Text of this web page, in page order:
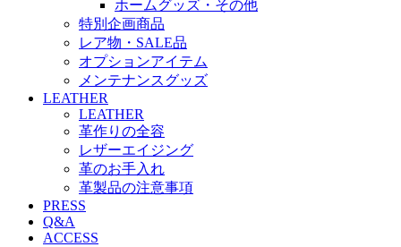
ホームグッズ・その他
特別企画商品
レア物・SALE品
オプションアイテム
メンテナンスグッズ
LEATHER
LEATHER
革作りの全容
レザーエイジング
革のお手入れ
革製品の注意事項
PRESS
Q&A
ACCESS